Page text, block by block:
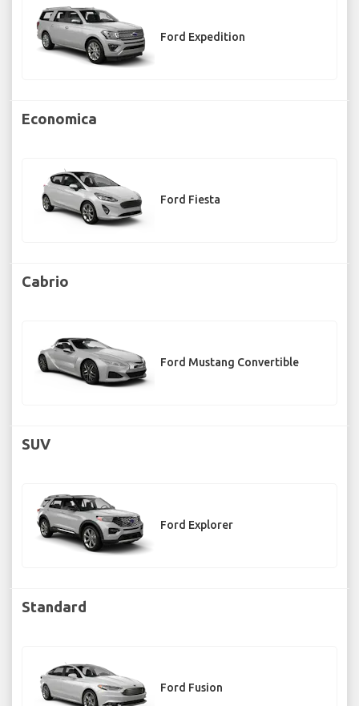
Ford Expedition
Economica
Ford Fiesta
Cabrio
Ford Mustang Convertible
SUV
Ford Explorer
Standard
Ford Fusion